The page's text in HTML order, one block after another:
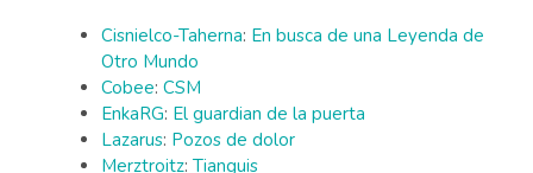
Cisnielco-Taherna: En busca de una Leyenda de
Otro Mundo
Cobee: CSM
EnkaRG: El guardian de la puerta
Lazarus: Pozos de dolor
Merztroitz: Tianguis